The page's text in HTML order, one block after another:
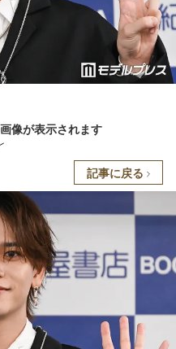
像が表示されます
記事に戻る